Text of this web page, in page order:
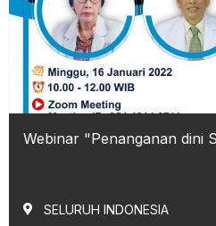
Webinar "Penanganan dini
SELURUH INDONESIA